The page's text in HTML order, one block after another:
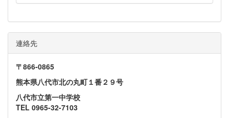
連絡先
〒866‐0865
熊本県八代市北の丸町１番２９号
八代市立第一中学校
TEL 0965-32-7103